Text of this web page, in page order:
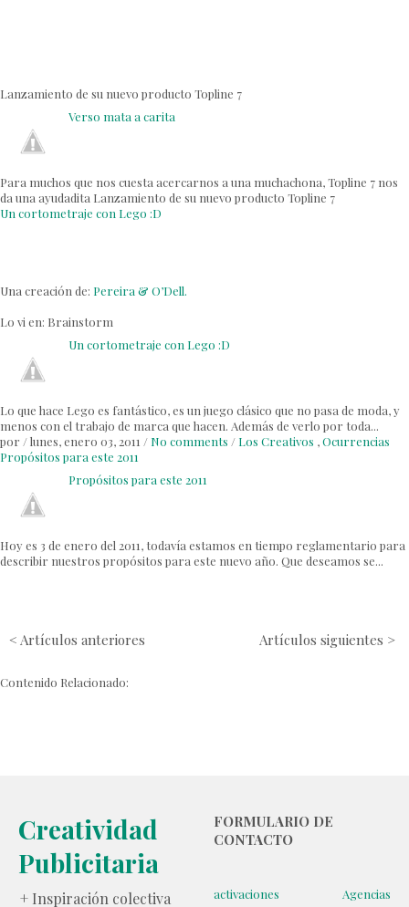
Lanzamiento de su nuevo producto Topline 7
Verso mata a carita
Para muchos que nos cuesta acercarnos a una muchachona, Topline 7 nos
da una ayudadita Lanzamiento de su nuevo producto Topline 7
Un cortometraje con Lego :D
Una creación de: Pereira & O’Dell.
Lo vi en: Brainstorm
Un cortometraje con Lego :D
Lo que hace Lego es fantástico, es un juego clásico que no pasa de moda, y
menos con el trabajo de marca que hacen. Además de verlo por toda...
por /lunes, enero 03, 2011 / No comments / Los Creativos ,Ocurrencias
Propósitos para este 2011
Propósitos para este 2011
Hoy es 3 de enero del 2011, todavía estamos en tiempo reglamentario para
describir nuestros propósitos para este nuevo año. Que deseamos se...
Artículos siguientes >
< Artículos anteriores
Contenido Relacionado:
Creatividad
Publicitaria
+ Inspiración colectiva
FORMULARIO DE
CONTACTO
activaciones Agencias